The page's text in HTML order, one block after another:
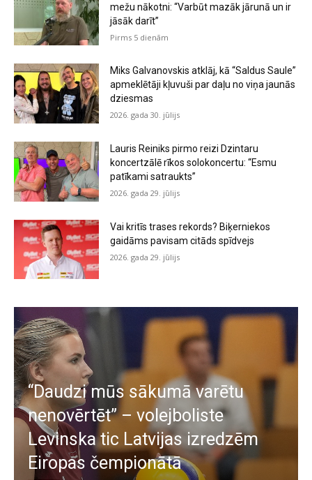
mežu nākotni: “Varbūt mazāk jārunā un ir
jāsāk darīt”
Pirms 5 dienām
Miks Galvanovskis atklāj, kā “Saldus Saule”
apmeklētāji kļuvuši par daļu no viņa jaunās
dziesmas
2026. gada 30. jūlijs
Lauris Reiniks pirmo reizi Dzintaru
koncertzālē rīkos solokoncertu: “Esmu
patīkami satraukts”
2026. gada 29. jūlijs
Vai kritīs trases rekords? Biķerniekos
gaidāms pavisam citāds spīdvejs
2026. gada 29. jūlijs
“Daudzi mūs sākumā varētu
nenovērtēt” – volejboliste
Levinska tic Latvijas izredzēm
Eiropas čempionātā